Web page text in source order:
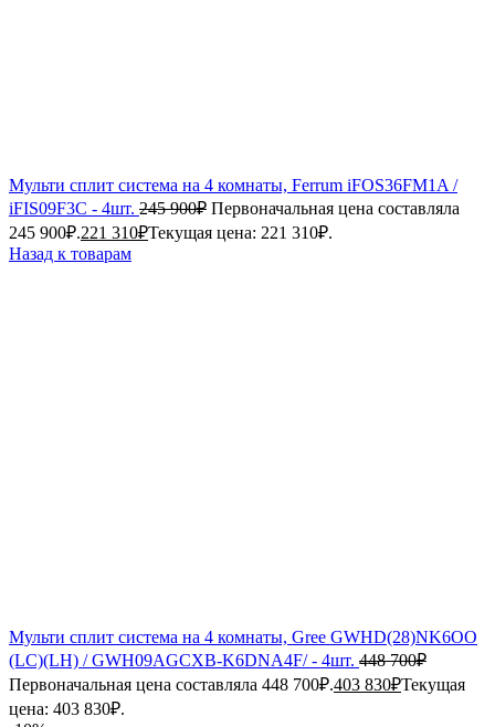
Мульти сплит система на 4 комнаты, Ferrum iFOS36FM1A /
iFIS09F3С - 4шт. 245 900₽ Первоначальная цена составляла
245 900₽.221 310₽Текущая цена: 221 310₽.
Назад к товарам
Мульти сплит система на 4 комнаты, Gree GWHD(28)NK6OO
(LC)(LH) / GWH09AGCXB-K6DNA4F/ - 4шт. 448 700₽
Первоначальная цена составляла 448 700₽.403 830₽Текущая
цена: 403 830₽.